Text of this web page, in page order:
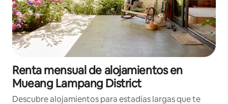
Renta mensual de alojamientos en
Mueang Lampang District
Descubre alojamientos para estadías largas que te